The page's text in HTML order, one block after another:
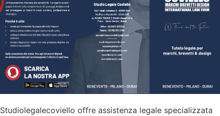
Studiolegalecoviello offre assistenza legale specializzata